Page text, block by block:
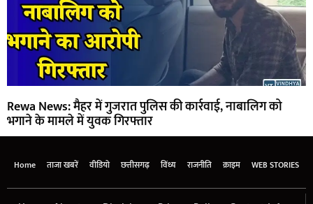
Rewa News: मैहर में गुजरात पुलिस की कार्रवाई, नाबालिग को
भगाने के मामले में युवक गिरफ्तार
Home ताजा खबरें वीडियो छत्तीसगढ़ विंध्य राजनीति क्राइम WEB STORIES